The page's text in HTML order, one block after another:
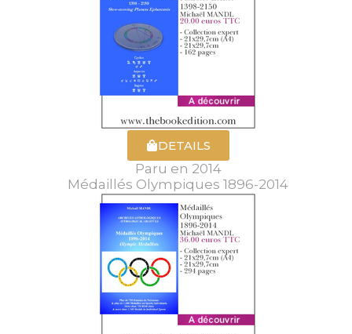
DETAILS
Paru en 2014
Médaillés Olympiques 1896-2014